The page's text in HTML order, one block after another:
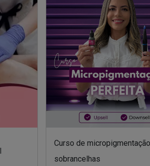
Curso de
sobrancelhas